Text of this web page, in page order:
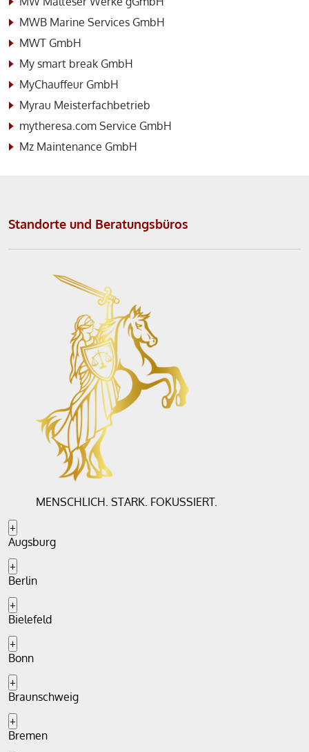
MWB Marine Services GmbH
MWT GmbH
My smart break GmbH
MyChauffeur GmbH
Myrau Meisterfachbetrieb
mytheresa.com Service GmbH
Mz Maintenance GmbH
Standorte und Beratungsbüros
MENSCHLICH. STARK. FOKUSSIERT.
+
Augsburg
+
Berlin
+
Bielefeld
+
Bonn
+
Braunschweig
+
Bremen